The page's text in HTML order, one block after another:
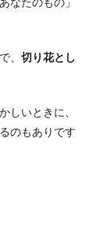
、 切り花とし
しいときに、
のもありです